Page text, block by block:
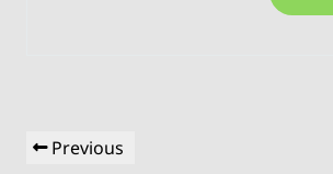
Yazı
gezinmesi
Previous
Previous